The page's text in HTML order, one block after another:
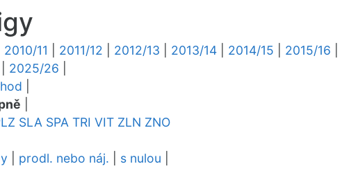
2010/11 2011/12 2012/13 2013/14 2014/15 2015/16
2025/26
SLA SPA TRI VIT ZLN ZNO
prodl. nebo náj. s nulou